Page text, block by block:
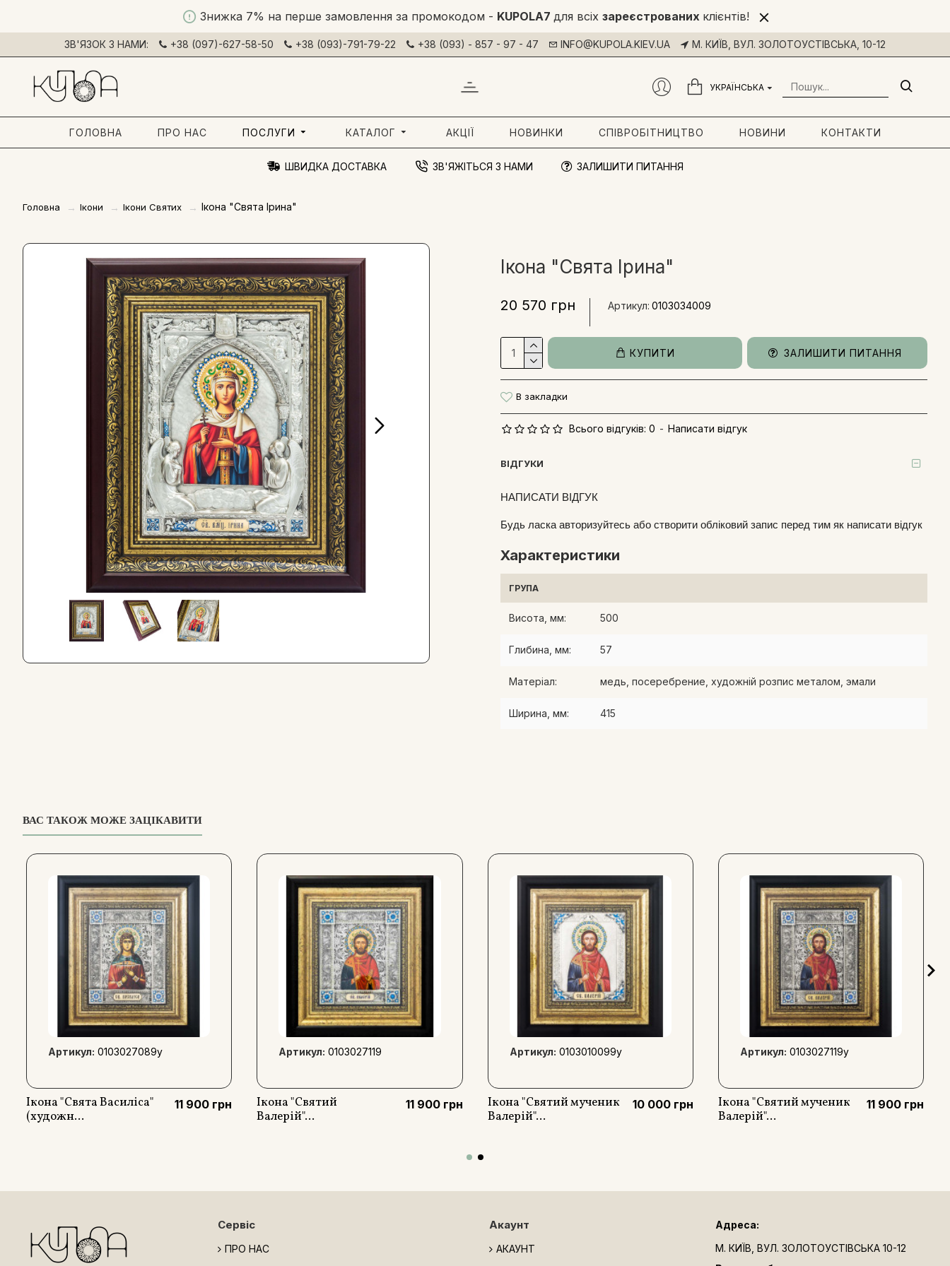
Знижка 7% на перше замовлення за промокодом - KUPOLA7 для всіх зареєстрованих клієнтів!
ЗВ'ЯЗОК З НАМИ: +38 (097)-627-58-50 +38 (093)-791-79-22 +38 (093) - 857 - 97 - 47 INFO@KUPOLA.KIEV.UA М. КИЇВ, ВУЛ. ЗОЛОТОУСТІВСЬКА, 10-12
УКРАЇНСЬКА
ГОЛОВНА ПРО НАС ПОСЛУГИ КАТАЛОГ АКЦІЇ НОВИНКИ СПІВРОБІТНИЦТВО НОВИНИ КОНТАКТИ
ШВИДКА ДОСТАВКА ЗВ'ЯЖІТЬСЯ З НАМИ ЗАЛИШИТИ ПИТАННЯ
Головна Ікони Ікони Святих Ікона "Свята Ірина"
Ікона "Свята Ірина"
Всього відгуків: 0 - Написати відгук
20 570 грн Артикул: 0103034009
КУПИТИ ЗАЛИШИТИ ПИТАННЯ
В закладки
ВІДГУКИ
НАПИСАТИ ВІДГУК
Будь ласка авторизуйтесь або створити обліковий запис перед тим як написати відгук
Характеристики
ГРУПА
Висота, мм: 500
Глибина, мм: 57
Матеріал: медь, посеребрение, художній розпис металом, эмали
Ширина, мм: 415
ВАС ТАКОЖ МОЖЕ ЗАЦІКАВИТИ
Артикул: 0103027089y
Ікона "Свята Василіса"
(художн...
11 900 грн
Артикул: 0103027119
Ікона "Святий
Валерій"...
11 900 грн
Артикул: 0103010099y
Ікона "Святий мученик
Валерій"...
10 000 грн
Артикул: 0103027119y
Ікона "Святий мученик
Валерій"...
11 900 грн
Сервіс
ПРО НАС
Акаунт
АКАУНТ
Адреса:
М. КИЇВ, ВУЛ. ЗОЛОТОУСТІВСЬКА 10-12